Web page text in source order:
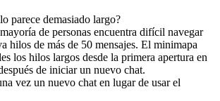
parece demasiado largo?
de personas encuentra difícil navegar
hilos de más de 50 mensajes. El minimapa
los hilos largos desde la primera apertura en
de iniciar un nuevo chat.
vez un nuevo chat en lugar de usar el